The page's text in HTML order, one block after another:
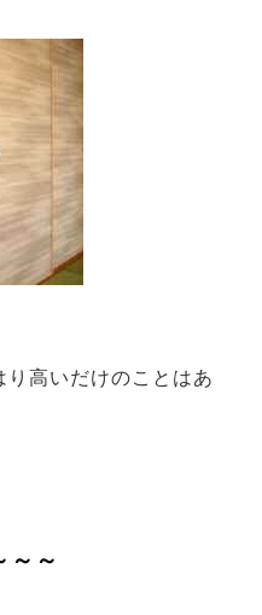
高いだけのことはあ
～